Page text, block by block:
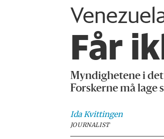
Får
Myndighetene i
Forskerne må lage
Ida Kvittingen
JOURNALIST